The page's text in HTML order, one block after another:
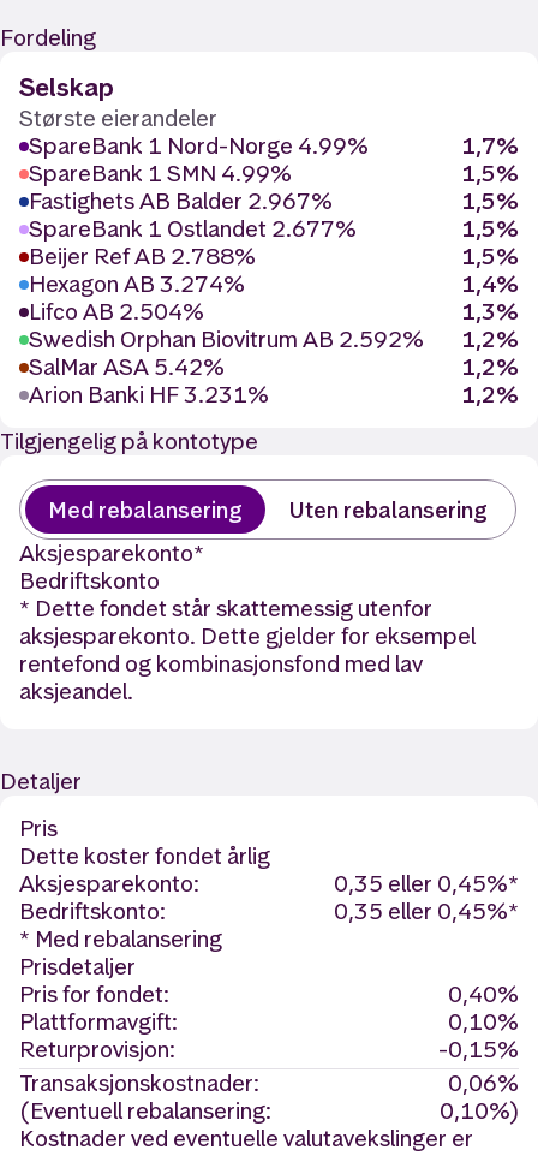
Fordeling
Selskap
Største eierandeler
SpareBank 1 Nord-Norge 4.99%
1,7%
SpareBank 1 SMN 4.99%
1,5%
Fastighets AB Balder 2.967%
1,5%
SpareBank 1 Ostlandet 2.677%
1,5%
Beijer Ref AB 2.788%
1,5%
Hexagon AB 3.274%
1,4%
Lifco AB 2.504%
1,3%
Swedish Orphan Biovitrum AB 2.592%
1,2%
SalMar ASA 5.42%
1,2%
Arion Banki HF 3.231%
1,2%
Tilgjengelig på kontotype
Med rebalansering
Uten rebalansering
Aksjesparekonto*
Bedriftskonto
* Dette fondet står skattemessig utenfor
aksjesparekonto. Dette gjelder for eksempel
rentefond og kombinasjonsfond med lav
aksjeandel.
Detaljer
Pris
Dette koster fondet årlig
Aksjesparekonto:
0,35 eller 0,45%*
Bedriftskonto:
0,35 eller 0,45%*
* Med rebalansering
Prisdetaljer
Pris for fondet:
0,40%
Plattformavgift:
0,10%
Returprovisjon:
-0,15%
Transaksjonskostnader:
0,06%
(Eventuell rebalansering:
0,10%)
Kostnader ved eventuelle valutavekslinger er